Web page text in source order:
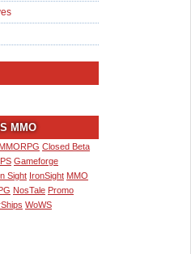
MMO
Closed Beta
Gameforge
Sight IronSight MMO
NosTale Promo
WoWS